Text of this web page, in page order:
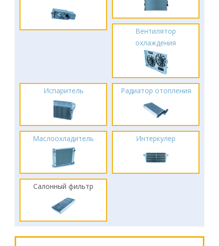
Вентилятор
охлаждения
Испаритель Радиатор отопления
Маслоохладитель Интеркулер
Салонный фильтр